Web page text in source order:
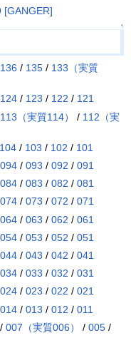
[GANGER]
↑
136 / 135 / 133（実質
124 / 123 / 122 / 121
113（実質114） / 112（実
104 / 103 / 102 / 101
094 /093 /092 /091
084 /083 /082 /081
074 /073 /072 /071
064 /063 /062 /061
054 /053 /052 /051
044 /043 /042 /041
034 /033 /032 /031
024 /023 /022 /021
014 /013 /012 /011
/007（実質006） /005 /